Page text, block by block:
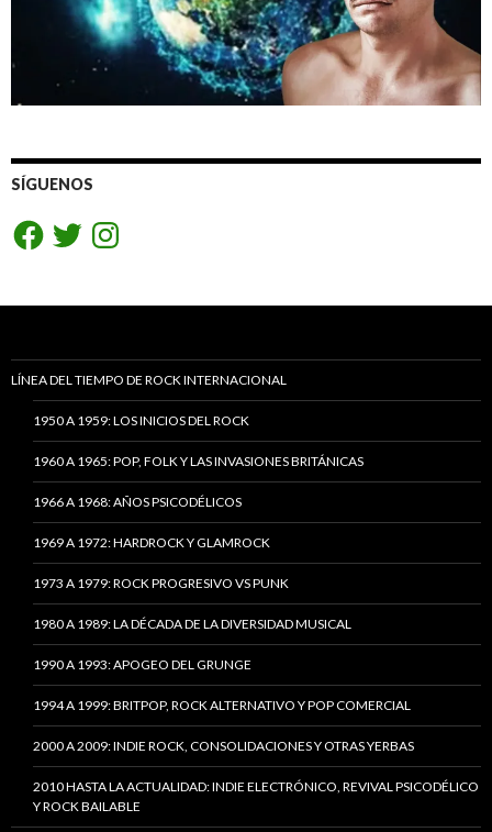
SÍGUENOS
FacebookTwitterInstagram
LÍNEA DEL TIEMPO DE ROCK INTERNACIONAL
1950 A 1959: LOS INICIOS DEL ROCK
1960 A 1965: POP, FOLK Y LAS INVASIONES BRITÁNICAS
1966 A 1968: AÑOS PSICODÉLICOS
1969 A 1972: HARDROCK Y GLAMROCK
1973 A 1979: ROCK PROGRESIVO VS PUNK
1980 A 1989: LA DÉCADA DE LA DIVERSIDAD MUSICAL
1990 A 1993: APOGEO DEL GRUNGE
1994 A 1999: BRITPOP, ROCK ALTERNATIVO Y POP COMERCIAL
2000 A 2009: INDIE ROCK, CONSOLIDACIONES Y OTRAS YERBAS
2010 HASTA LA ACTUALIDAD: INDIE ELECTRÓNICO, REVIVAL PSICODÉLICO
Y ROCK BAILABLE